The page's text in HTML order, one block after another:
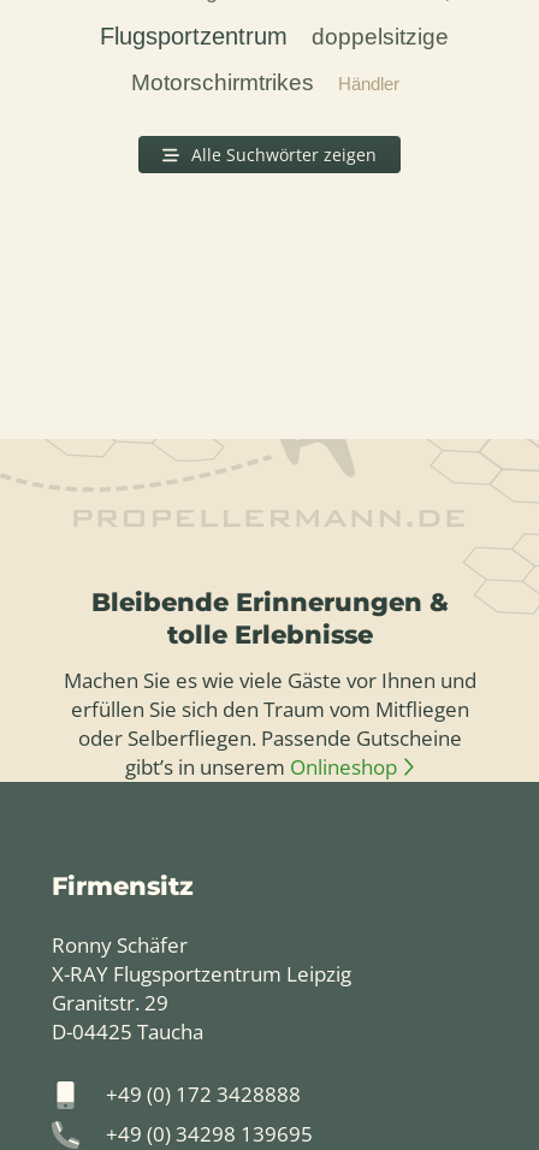
Flugsportzentrum
doppelsitzige
Motorschirmtrikes
Händler
Alle Suchwörter zeigen
Bleibende Erinnerungen &
tolle Erlebnisse
Machen Sie es wie viele Gäste vor Ihnen und
erfüllen Sie sich den Traum vom Mitfliegen
oder Selberfliegen. Passende Gutscheine
gibt’s in unserem Onlineshop
Firmensitz
Ronny Schäfer
X-RAY Flugsportzentrum Leipzig
Granitstr. 29
D-04425 Taucha
+49 (0) 172 3428888
+49 (0) 34298 139695